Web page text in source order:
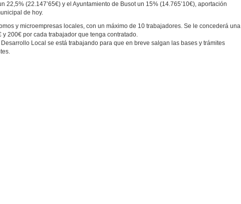
22,5% (22.147’65€) y el Ayuntamiento de Busot un 15% (14.765’10€), aportación
de hoy.
y microempresas locales, con un máximo de 10 trabajadores. Se le concederá una
y 200€ por cada trabajador que tenga contratado.
Local se está trabajando para que en breve salgan las bases y trámites